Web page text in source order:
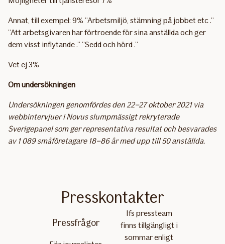
Annat, till exempel: 9% ”Arbetsmiljö, stämning på jobbet etc .”
”Att arbetsgivaren har förtroende för sina anställda och ger
dem visst inflytande .” ”Sedd och hörd .”
Vet ej 3%
Om undersökningen
Undersökningen genomfördes den 22–27 oktober 2021 via
webbintervjuer i Novus slumpmässigt rekryterade
Sverigepanel som ger representativa resultat och besvarades
av 1 089 småföretagare 18–86 år med upp till 50 anställda.
Presskontakter
Pressfrågor
Ifs pressteam
finns tillgängligt i
sommar enligt